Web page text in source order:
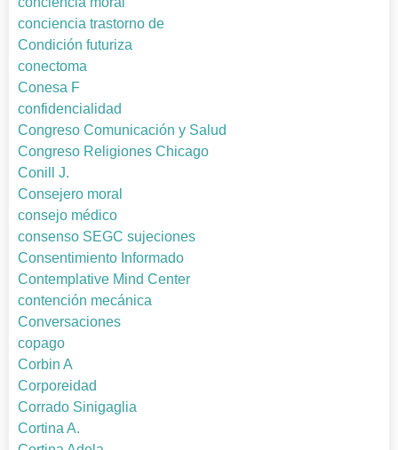
conciencia trastorno de
Condición futuriza
conectoma
Conesa F
confidencialidad
Congreso Comunicación y Salud
Congreso Religiones Chicago
Conill J.
Consejero moral
consejo médico
consenso SEGC sujeciones
Consentimiento Informado
Contemplative Mind Center
contención mecánica
Conversaciones
copago
Corbin A
Corporeidad
Corrado Sinigaglia
Cortina A.